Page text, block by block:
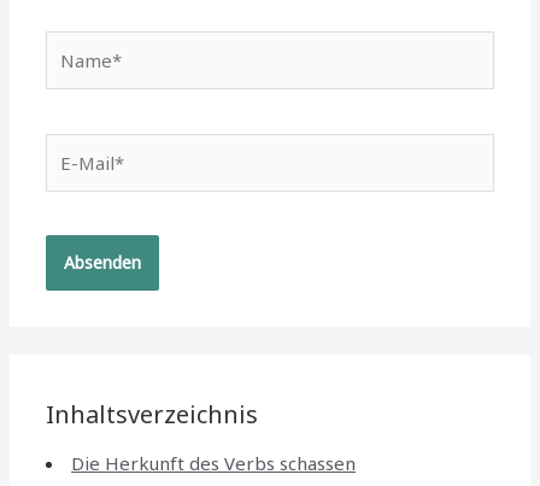
Mail*
Inhaltsverzeichnis
Die Herkunft des Verbs schassen